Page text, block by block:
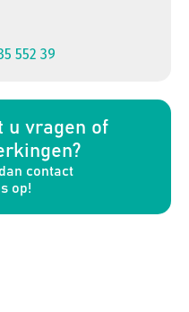
552 39
u vragen of
contact
op!